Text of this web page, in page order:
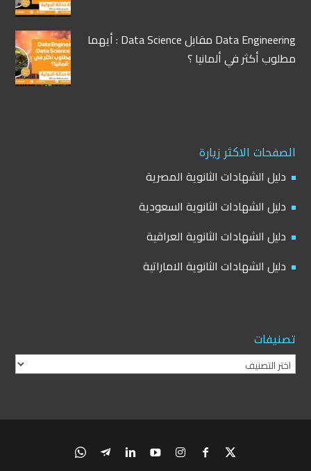
Data Engineering مقابل Data Science : أيهما
مطلوب أكثر في ألمانيا ؟
الصفحات الاكثر زيارة
دليل الشهادات الثانوية المصرية
دليل الشهادات الثانوية السعودية
دليل الشهادات الثانوية العراقية
دليل الشهادات الثانوية الاماراتية
تصنيفات
تصنيفات